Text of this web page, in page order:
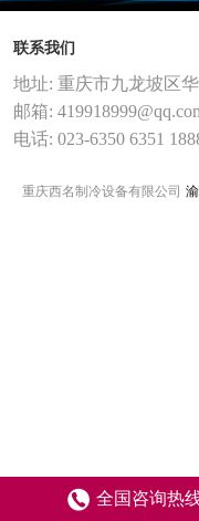
联系我们
地址: 重庆市九龙坡区
邮箱:
电话: 023-6350 6351
重庆西名制冷设备有限公司
全国咨询热线